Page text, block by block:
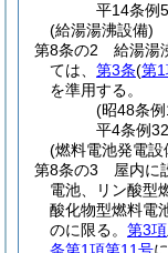
平14条例
(給湯湯沸設備)
第8条の2
給湯湯
ては、 第3条(第
を準用する。
(昭48条
平4条例
(燃料電池発電設
第8条の3
屋内に
電池、リン酸型
酸化物型燃料電
のに限る。 第3項